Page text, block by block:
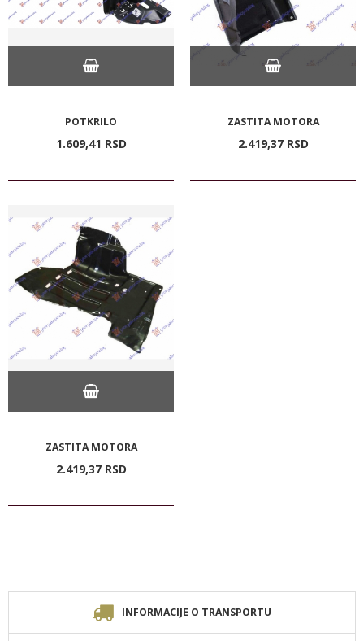
POTKRILO
1.609,41 RSD
ZASTITA MOTORA
2.419,37 RSD
ZASTITA MOTORA
2.419,37 RSD
INFORMACIJE O TRANSPORTU